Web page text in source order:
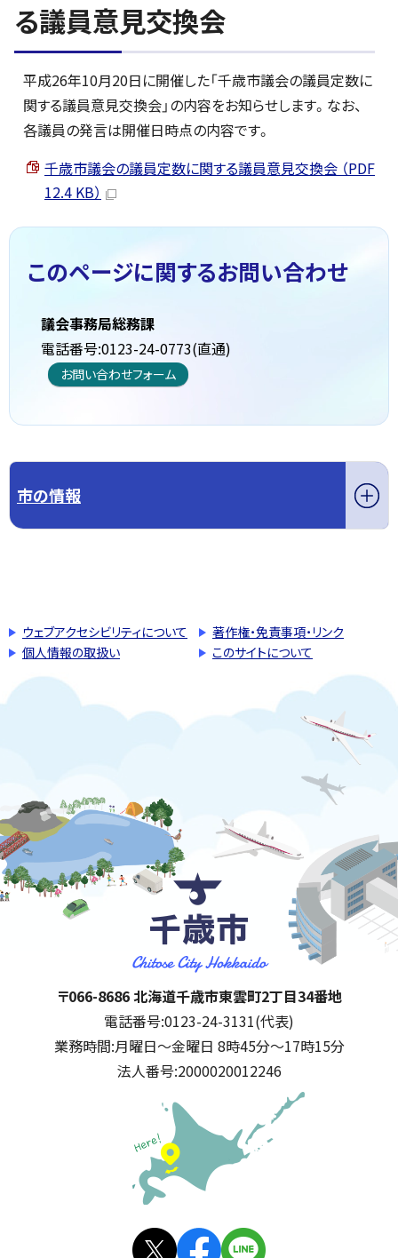
る議員意見交換会
平成26年10月20日に開催した「千歳市議会の議員定数に
関する議員意見交換会」の内容をお知らせします。なお、
各議員の発言は開催日時点の内容です。
千歳市議会の議員定数に関する議員意見交換会 （PDF
12.4 KB）
このページに関するお問い合わせ
議会事務局総務課
電話番号:0123-24-0773(直通)
お問い合わせフォーム
市の情報
ウェブアクセシビリティについて
著作権・免責事項・リンク
個人情報の取扱い
このサイトについて
千歳市
住所:
〒066-8686 北海道千歳市東雲町2丁目34番地
電話番号:0123-24-3131(代表)
業務時間:月曜日～金曜日 8時45分～17時15分
法人番号:2000020012246
公式SNS